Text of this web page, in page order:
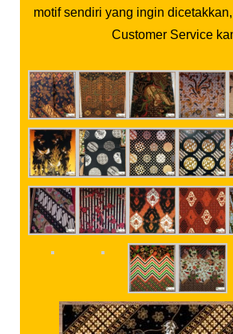
motif sendiri yang ingin
Customer Service